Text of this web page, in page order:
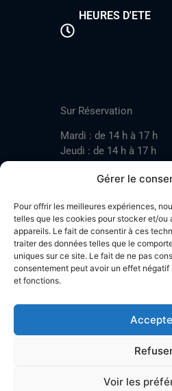
Gérer le
Pour offrir les meilleures expériences,
telles que les cookies pour stocker et/ou
appareils. Le fait de consentir à ces
traiter des données telles que le
uniques sur ce site. Le fait de ne pas
consentement peut avoir un effet
et fonctions.
Voir les
HEURES D'ETE
Sur Réservation
Mardi : de 14 h à 17 h
Jeudi : de 14 h à 17 h
Mardi : de 17 h à 20 h
Jeudi : de 17 h à 20 h
Samedi : de 14 h à 17 h
Stand de tir LA
Près de
Tel: +41 (0)79
Plan